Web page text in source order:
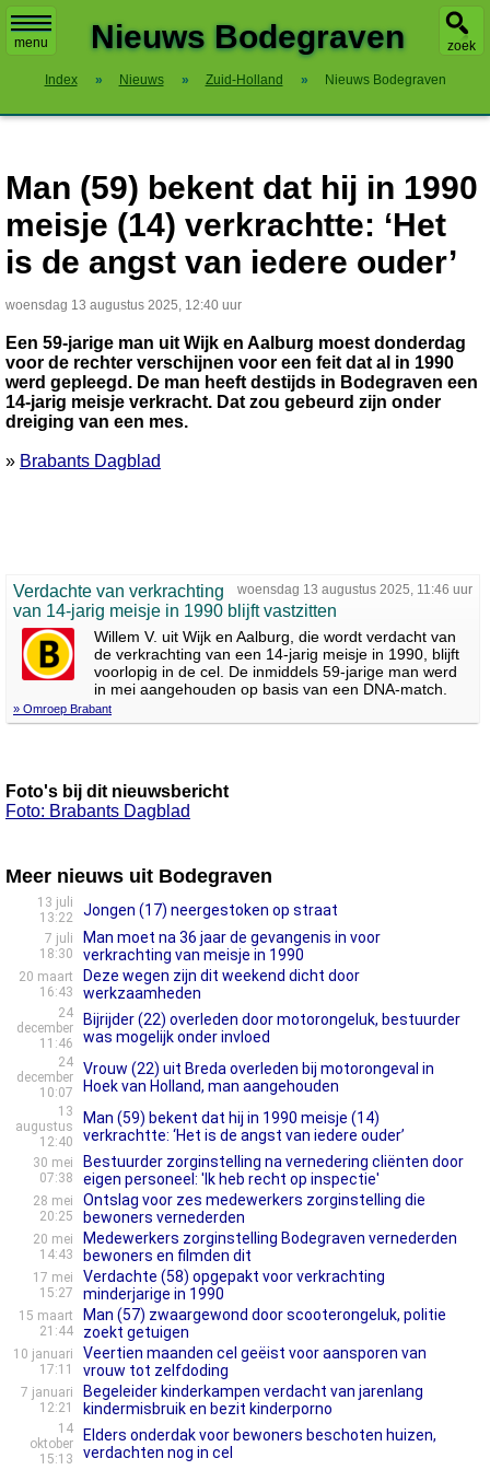
menu zoek
Nieuws Bodegraven
Index » Nieuws » Zuid-Holland » Nieuws Bodegraven
Man (59) bekent dat hij in 1990
meisje (14) verkrachtte: ‘Het
is de angst van iedere ouder’
woensdag 13 augustus 2025, 12:40 uur
Een 59-jarige man uit Wijk en Aalburg moest donderdag
voor de rechter verschijnen voor een feit dat al in 1990
werd gepleegd. De man heeft destijds in Bodegraven een
14-jarig meisje verkracht. Dat zou gebeurd zijn onder
dreiging van een mes.
» Brabants Dagblad
woensdag 13 augustus 2025, 11:46 uur
Verdachte van verkrachting
van 14-jarig meisje in 1990 blijft vastzitten
Willem V. uit Wijk en Aalburg, die wordt verdacht van
de verkrachting van een 14-jarig meisje in 1990, blijft
voorlopig in de cel. De inmiddels 59-jarige man werd
in mei aangehouden op basis van een DNA-match.
» Omroep Brabant
Foto's bij dit nieuwsbericht
Foto: Brabants Dagblad
Meer nieuws uit Bodegraven
13 juli
13:22
Jongen (17) neergestoken op straat
7 juli
18:30
Man moet na 36 jaar de gevangenis in voor
verkrachting van meisje in 1990
20 maart
16:43
Deze wegen zijn dit weekend dicht door
werkzaamheden
24
december
11:46
Bijrijder (22) overleden door motorongeluk, bestuurder
was mogelijk onder invloed
24
december
10:07
Vrouw (22) uit Breda overleden bij motorongeval in
Hoek van Holland, man aangehouden
13
augustus
12:40
Man (59) bekent dat hij in 1990 meisje (14)
verkrachtte: ‘Het is de angst van iedere ouder’
30 mei
07:38
Bestuurder zorginstelling na vernedering cliënten door
eigen personeel: 'Ik heb recht op inspectie'
28 mei
20:25
Ontslag voor zes medewerkers zorginstelling die
bewoners vernederden
20 mei
14:43
Medewerkers zorginstelling Bodegraven vernederden
bewoners en filmden dit
17 mei
15:27
Verdachte (58) opgepakt voor verkrachting
minderjarige in 1990
15 maart
21:44
Man (57) zwaargewond door scooterongeluk, politie
zoekt getuigen
10 januari
17:11
Veertien maanden cel geëist voor aansporen van
vrouw tot zelfdoding
7 januari
12:21
Begeleider kinderkampen verdacht van jarenlang
kindermisbruik en bezit kinderporno
14
oktober
15:13
Elders onderdak voor bewoners beschoten huizen,
verdachten nog in cel